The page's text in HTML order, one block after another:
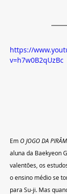
https://
v=h7w0B2qUzBc
Em O JOGO DA
aluna da Baekyeon
valentões, os
o ensino médio se
para Su-ji. Mas